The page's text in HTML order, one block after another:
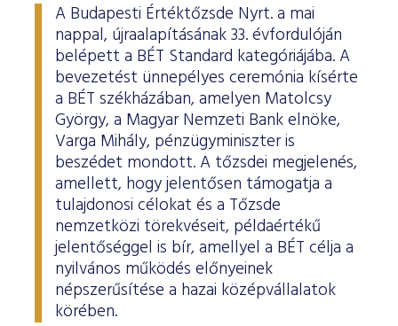
A Budapesti Értéktőzsde Nyrt. a mai
nappal, újraalapításának 33. évfordulóján
belépett a BÉT Standard kategóriájába. A
bevezetést ünnepélyes ceremónia kísérte
a BÉT székházában, amelyen Matolcsy
György, a Magyar Nemzeti Bank elnöke,
Varga Mihály, pénzügyminiszter is
beszédet mondott. A tőzsdei megjelenés,
amellett, hogy jelentősen támogatja a
tulajdonosi célokat és a Tőzsde
nemzetközi törekvéseit, példaértékű
jelentőséggel is bír, amellyel a BÉT célja a
nyilvános működés előnyeinek
népszerűsítése a hazai középvállalatok
körében.